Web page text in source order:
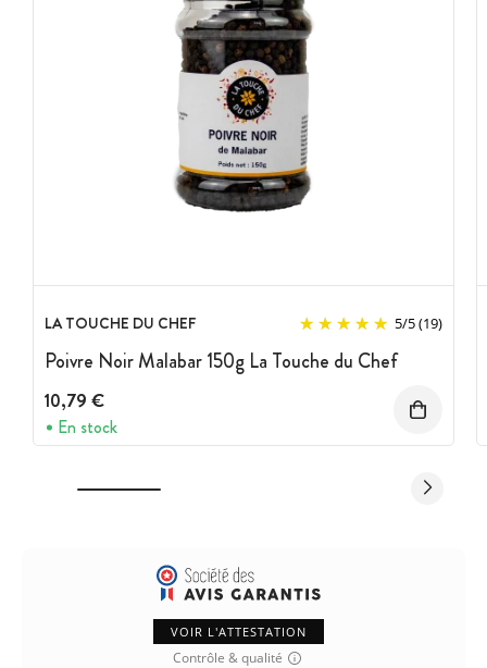
LA TOUCHE DU CHEF 5/5(19)
Poivre Noir Malabar 150g La Touche du Chef
10,79 €
En stock
VOIR L'ATTESTATION
Contrôle & qualité